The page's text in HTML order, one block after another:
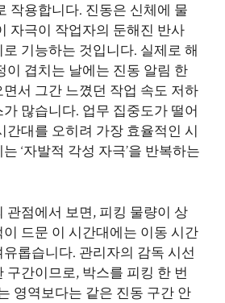
작용합니다. 진동은 신체에 물
자극이 작업자의 둔해진 반사
기능하는 것입니다. 실제로 해
이 겹치는 날에는 진동 알림 한
서 그간 느꼈던 작업 속도 저하
많습니다. 업무 집중도가 떨어
간대를 오히려 가장 효율적인 시
‘자발적 각성 자극’을 반복하는
관점에서 보면, 피킹 물량이 상
드문 이 시간대에는 이동 시간
롭습니다. 관리자의 감독 시선
구간이므로, 박스를 피킹 한 번
영역보다는 같은 진동 구간 안